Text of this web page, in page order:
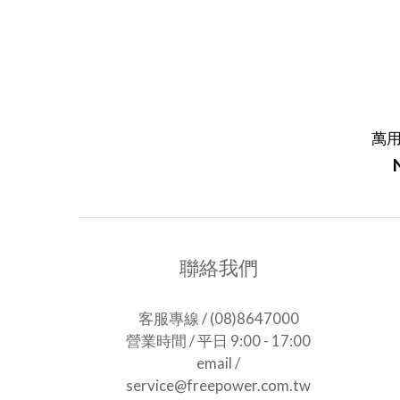
萬
聯絡我們
客服專線 / (08)8647000
營業時間 / 平日 9:00 - 17:00
email /
service@freepower.com.tw